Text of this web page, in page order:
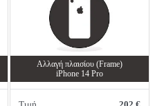
Αλλαγή πλαισίου (Frame)
iPhone 14 Pro